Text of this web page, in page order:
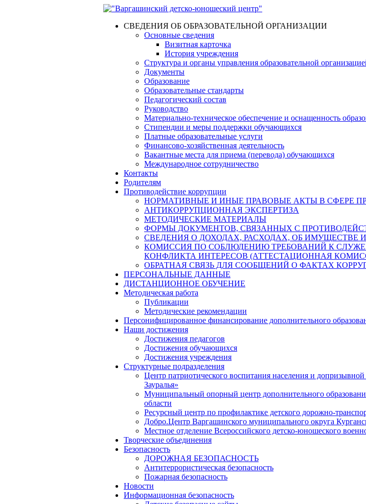
СВЕДЕНИЯ ОБ ОБРАЗОВАТЕЛЬНОЙ ОРГАНИЗАЦИИ
Основные сведения
Визитная карточка
История учреждения
Структура и органы управления образовательной
Документы
Образование
Образовательные стандарты
Педагогический состав
Руководство
Материально-техническое обеспечение и оснащенность
Стипендии и меры поддержки обучающихся
Платные образовательные услуги
Финансово-хозяйственная деятельность
Вакантные места для приема (перевода) обучающихся
Международное сотрудничество
Контакты
Родителям
Противодействие коррупции
НОРМАТИВНЫЕ И ИНЫЕ ПРАВОВЫЕ АКТЫ В СФЕРЕ
АНТИКОРРУПЦИОННАЯ ЭКСПЕРТИЗА
МЕТОДИЧЕСКИЕ МАТЕРИАЛЫ
ФОРМЫ ДОКУМЕНТОВ, СВЯЗАННЫХ С
СВЕДЕНИЯ О ДОХОДАХ, РАСХОДАХ, ОБ ИМУЩЕСТВЕ
КОМИССИЯ ПО СОБЛЮДЕНИЮ ТРЕБОВАНИЙ К
КОНФЛИКТА ИНТЕРЕСОВ (АТТЕСТАЦИОННАЯ
ОБРАТНАЯ СВЯЗЬ ДЛЯ СООБЩЕНИЙ О ФАКТАХ
ПЕРСОНАЛЬНЫЕ ДАННЫЕ
ДИСТАНЦИОННОЕ ОБУЧЕНИЕ
Методическая работа
Публикации
Методические рекомендации
Персонифицированное финансирование дополнительного
Наши достижения
Достижения педагогов
Достижения обучающихся
Достижения учреждения
Структурные подразделения
Центр патриотического воспитания населения и
Зауралья»
Муниципальный опорный центр дополнительного
области
Ресурсный центр по профилактике детского дорожно-
Добро.Центр Варгашинского муниципального округа
Местное отделение Всероссийского детско-юношеского
Творческие объединения
Безопасность
ДОРОЖНАЯ БЕЗОПАСНОСТЬ
Антитеррористическая безопасность
Пожарная безопасность
Новости
Информационная безопасность